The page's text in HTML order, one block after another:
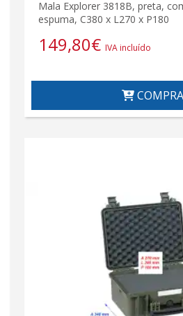
Mala Explorer 3818B, preta,
espuma, C380 x L270 x P180
149,80€ IVA incluído